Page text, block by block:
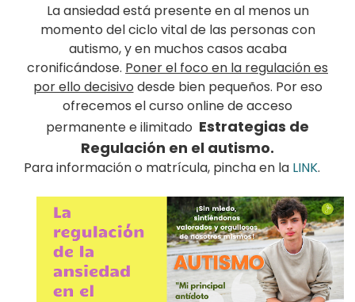
La ansiedad está presente en al menos un
momento del ciclo vital de las personas con
autismo, y en muchos casos acaba
cronificándose. Poner el foco en la regulación es
por ello decisivo desde bien pequeños. Por eso
ofrecemos el curso online de acceso
permanente e ilimitado Estrategias de
Regulación en el autismo.
Para información o matrícula, pincha en la LINK.